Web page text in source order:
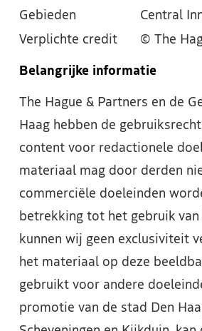
Gebieden
Central
Verplichte credit
© The
Belangrijke informatie
The Hague & Partners en de
Haag hebben de
content voor redactionele
materiaal mag door derden
commerciële doeleinden
betrekking tot het gebruik
kunnen wij geen exclusiviteit
het materiaal op deze
gebruikt voor andere
promotie van de stad Den